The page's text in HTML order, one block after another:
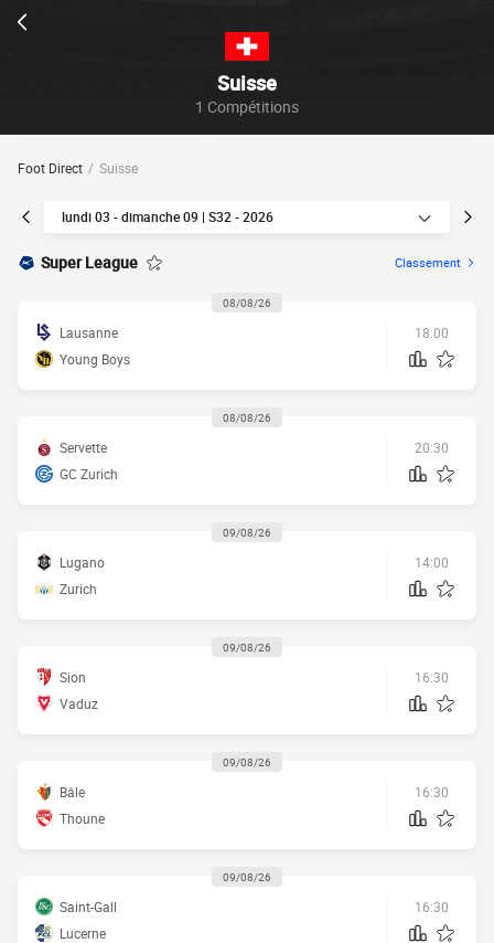
Suisse
1 Compétitions
Foot Direct Suisse
lundi 03 - dimanche 09 | S32 - 2026
Super League Classement
08/08/26
Lausanne
Young Boys
18:00
08/08/26
Servette
GC Zurich
20:30
09/08/26
Lugano
Zurich
14:00
09/08/26
Sion
Vaduz
16:30
09/08/26
Bâle
Thoune
16:30
09/08/26
Saint-Gall
Lucerne
16:30